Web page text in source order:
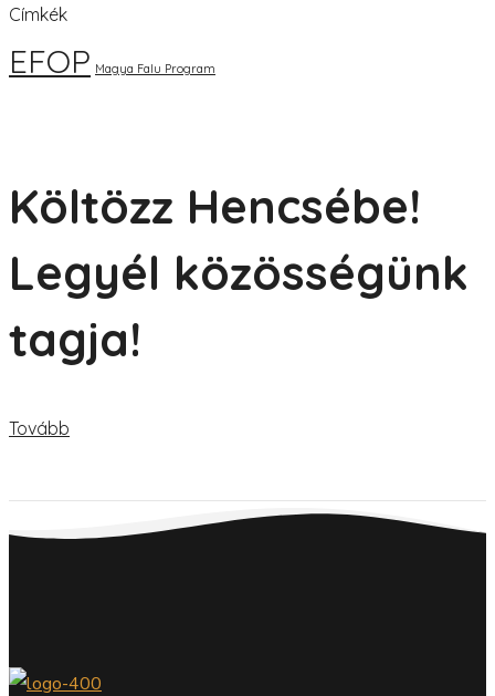
Címkék
EFOP Magya Falu Program
Költözz Hencsébe!
Legyél közösségünk
tagja!
Tovább